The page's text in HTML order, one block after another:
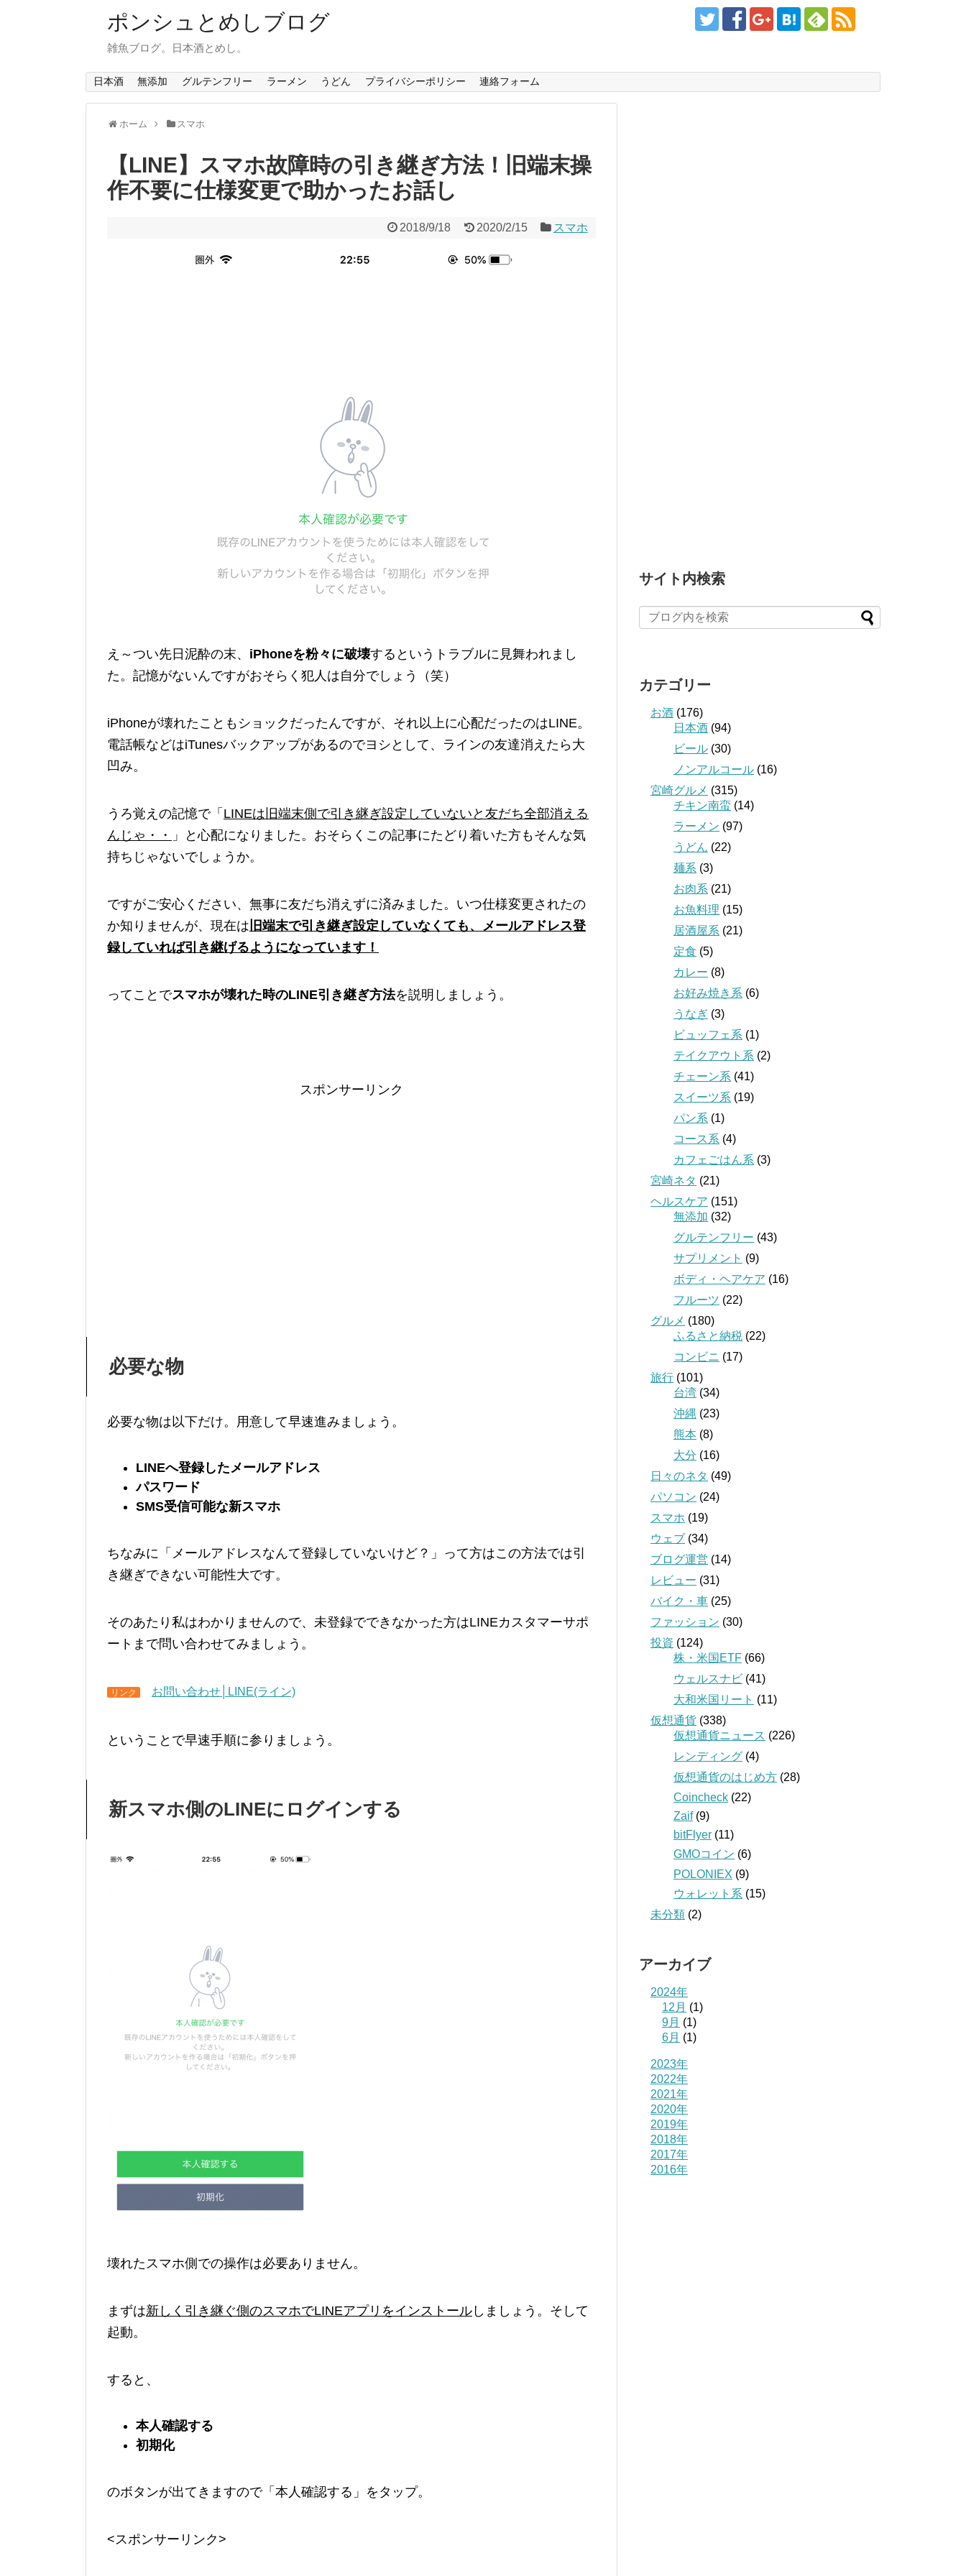
ポンシュとめしブログ
雑魚ブログ。日本酒とめし。
日本酒 無添加 グルテンフリー ラーメン うどん プライバシーポリシー 連絡フォーム
ホーム スマホ
【LINE】スマホ故障時の引き継ぎ方法！旧端末操
作不要に仕様変更で助かったお話し
2018/9/18 2020/2/15 スマホ
え～つい先日泥酔の末、 iPhoneを粉々に破壊するというトラブルに見舞われまし
た。記憶がないんですがおそらく犯人は自分でしょう（笑）
iPhoneが壊れたこともショックだったんですが、それ以上に心配だったのはLINE。
電話帳などはiTunesバックアップがあるのでヨシとして、ラインの友達消えたら大
凹み。
うろ覚えの記憶で「 LINEは旧端末側で引き継ぎ設定していないと友だち全部消える
んじゃ・・
」と心配になりました。おそらくこの記事にたどり着いた方もそんな気
持ちじゃないでしょうか。
ですがご安心ください、無事に友だち消えずに済みました。いつ仕様変更されたの
か知りませんが、現在は 旧端末で引き継ぎ設定していなくても、メールアドレス登
録していれば引き継げるようになっています！
ってことでスマホが壊れた時のLINE引き継ぎ方法を説明しましょう。
スポンサーリンク
必要な物
必要な物は以下だけ。用意して早速進みましょう。
LINEへ登録したメールアドレス
パスワード
SMS受信可能な新スマホ
ちなみに「メールアドレスなんて登録していないけど？」って方はこの方法では引
き継ぎできない可能性大です。
そのあたり私はわかりませんので、未登録でできなかった方はLINEカスタマーサポ
ートまで問い合わせてみましょう。
リンク お問い合わせ│LINE(ライン)
ということで早速手順に参りましょう。
新スマホ側のLINEにログインする
壊れたスマホ側での操作は必要ありません。
まずは新しく引き継ぐ側のスマホでLINEアプリをインストール しましょう。そして
起動。
すると、
本人確認する
初期化
のボタンが出てきますので「本人確認する」をタップ。
<スポンサーリンク>
サイト内検索
カテゴリー
お酒 (176)
日本酒 (94)
ビール (30)
ノンアルコール (16)
宮崎グルメ (315)
チキン南蛮 (14)
ラーメン (97)
うどん (22)
麺系 (3)
お肉系 (21)
お魚料理 (15)
居酒屋系 (21)
定食 (5)
カレー (8)
お好み焼き系 (6)
うなぎ (3)
ビュッフェ系 (1)
テイクアウト系 (2)
チェーン系 (41)
スイーツ系 (19)
パン系 (1)
コース系 (4)
カフェごはん系 (3)
宮崎ネタ (21)
ヘルスケア (151)
無添加 (32)
グルテンフリー (43)
サプリメント (9)
ボディ・ヘアケア (16)
フルーツ (22)
グルメ (180)
ふるさと納税 (22)
コンビニ (17)
旅行 (101)
台湾 (34)
沖縄 (23)
熊本 (8)
大分 (16)
日々のネタ (49)
パソコン (24)
スマホ (19)
ウェブ (34)
ブログ運営 (14)
レビュー (31)
バイク・車 (25)
ファッション (30)
投資 (124)
株・米国ETF (66)
ウェルスナビ (41)
大和米国リート (11)
仮想通貨 (338)
仮想通貨ニュース (226)
レンディング (4)
仮想通貨のはじめ方 (28)
Coincheck (22)
Zaif(9)
bitFlyer (11)
GMOコイン (6)
POLONIEX (9)
ウォレット系 (15)
未分類 (2)
アーカイブ
2024年
12月 (1)
9月 (1)
6月 (1)
2023年
2022年
2021年
2020年
2019年
2018年
2017年
2016年